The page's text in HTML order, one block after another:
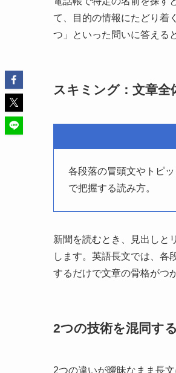
て、目的の情報にたどり着
つ」といった問いに答える
スキミング：文章全
各段落の冒頭文やトピ
で把握する読み方。
新聞を読むとき、見出し
します。英語長文では、各
するだけで文章の骨格がつ
2つの技術を混同す
2つの違いが曖昧なまま長